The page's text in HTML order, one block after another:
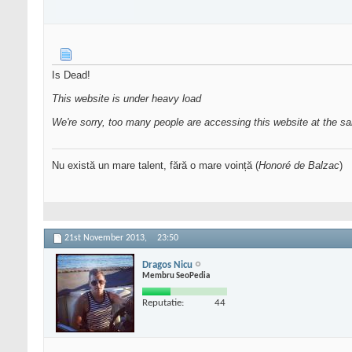
Is Dead!
This website is under heavy load
We're sorry, too many people are accessing this website at the
Nu există un mare talent, fără o mare voință (Honoré de Balzac)
21st November 2013, 23:50
Dragos Nicu
Membru SeoPedia
Reputatie: 44